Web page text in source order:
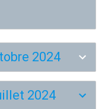
2024
2024